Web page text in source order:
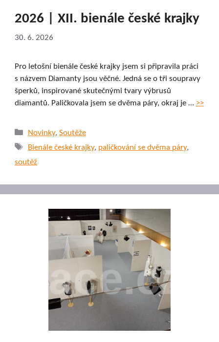
2026 | XII. bienále české krajky
30. 6. 2026
Pro letošní bienále české krajky jsem si připravila práci
s názvem Diamanty jsou věčné. Jedná se o tři soupravy
šperků, inspirované skutečnými tvary výbrusů
diamantů. Paličkovala jsem se dvěma páry, okraj je … >>
Rubriky
Novinky,Soutěže
Štítky
Bienále české krajky, paličkování se dvěma páry,
soutěž